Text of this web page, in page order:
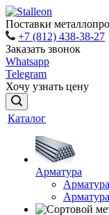
Поставки
+7 (812) 438-38-27
Заказать звонок
Whatsapp
Telegram
Хочу узнать цену
Каталог
Арматура